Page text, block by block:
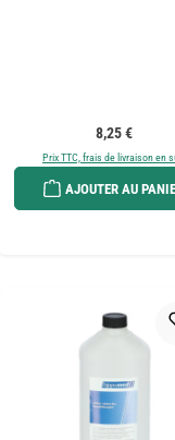
Prix régulier :
8,25 €
Prix TTC, frais de livraison en
AJOUTER AU